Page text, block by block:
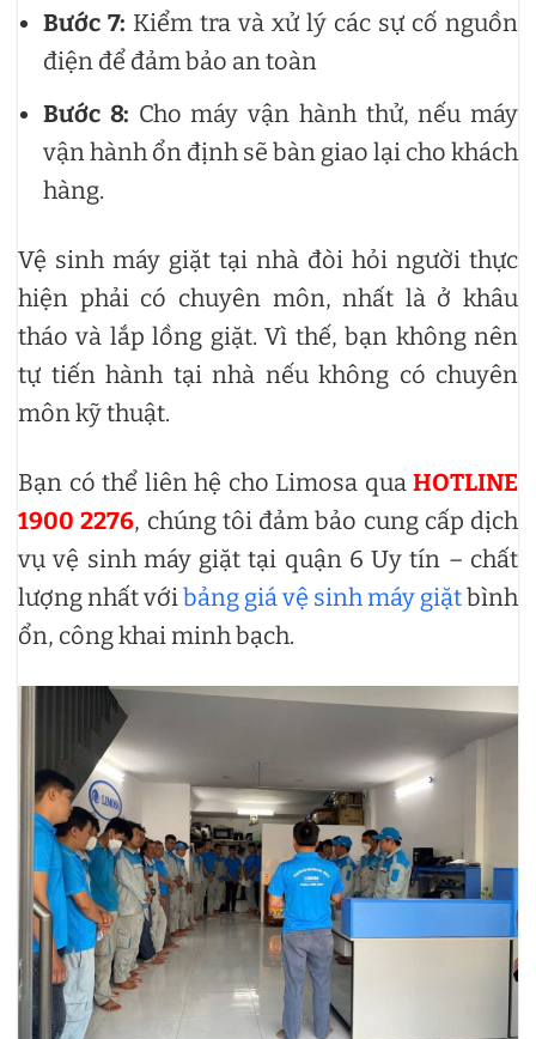
Bước 7: Kiểm tra và xử lý các sự cố nguồn
điện để đảm bảo an toàn
Bước 8: Cho máy vận hành thử, nếu máy
vận hành ổn định sẽ bàn giao lại cho khách
hàng.
Vệ sinh máy giặt tại nhà đòi hỏi người thực
hiện phải có chuyên môn, nhất là ở khâu
tháo và lắp lồng giặt. Vì thế, bạn không nên
tự tiến hành tại nhà nếu không có chuyên
môn kỹ thuật.
Bạn có thể liên hệ cho Limosa qua HOTLINE
1900 2276, chúng tôi đảm bảo cung cấp dịch
vụ vệ sinh máy giặt tại quận 6 Uy tín – chất
lượng nhất vớibảng giá vệ sinh máy giặtbình
ổn, công khai minh bạch.